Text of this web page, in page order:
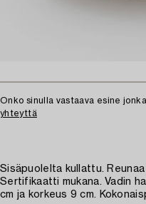
Onko sinulla vastaava esine
yhteyttä
Sisäpuolelta kullattu.
Sertifikaatti mukana. Vadin
cm ja korkeus 9 cm.